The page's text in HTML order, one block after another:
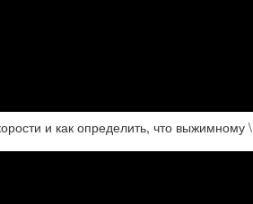
и как определить, что выжимному \